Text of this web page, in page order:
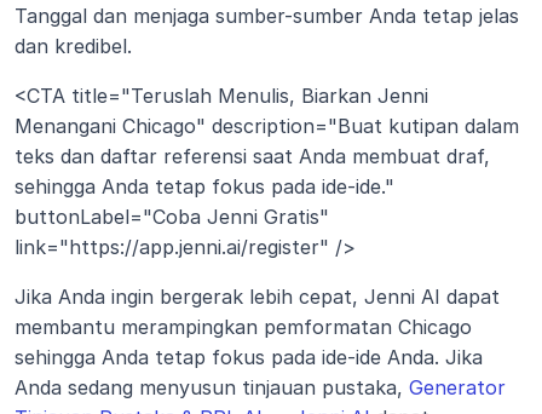
Tanggal dan menjaga sumber-sumber Anda tetap jelas
dan kredibel.
<CTA title="Teruslah Menulis, Biarkan Jenni
Menangani Chicago" description="Buat kutipan dalam
teks dan daftar referensi saat Anda membuat draf,
sehingga Anda tetap fokus pada ide-ide."
buttonLabel="Coba Jenni Gratis"
link="https://app.jenni.ai/register" />
Jika Anda ingin bergerak lebih cepat, Jenni AI dapat
membantu merampingkan pemformatan Chicago
sehingga Anda tetap fokus pada ide-ide Anda. Jika
Anda sedang menyusun tinjauan pustaka, Generator